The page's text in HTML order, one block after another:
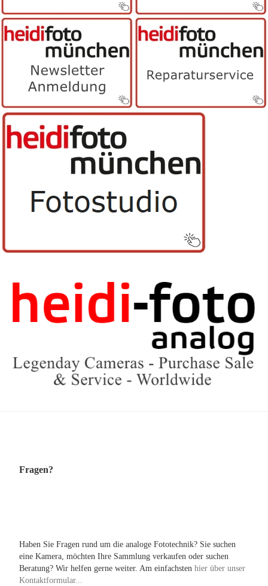
Fragen?
Haben Sie Fragen rund um die analoge Fototechnik? Sie suchen
eine Kamera, möchten Ihre Sammlung verkaufen oder suchen
Beratung? Wir helfen gerne weiter. Am einfachsten hier über unser
Kontaktformular...